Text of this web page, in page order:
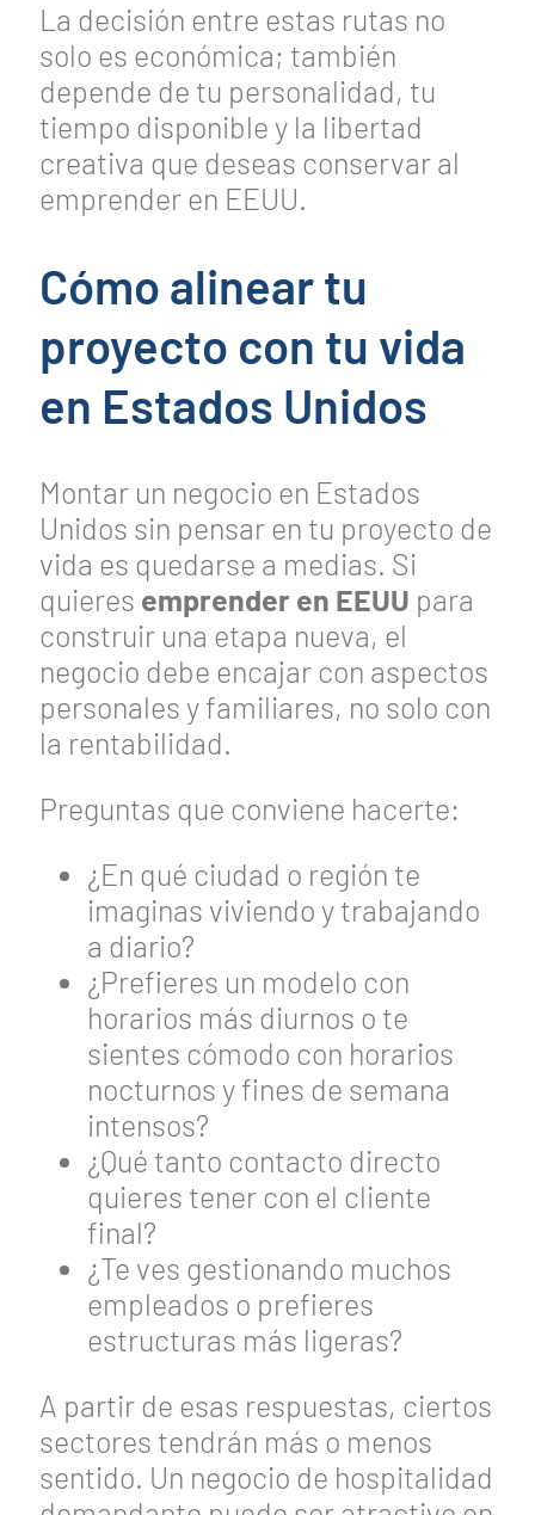
La decisión entre estas rutas no
solo es económica; también
depende de tu personalidad, tu
tiempo disponible y la libertad
creativa que deseas conservar al
emprender en EEUU.
Cómo alinear tu
proyecto con tu vida
en Estados Unidos
Montar un negocio en Estados
Unidos sin pensar en tu proyecto de
vida es quedarse a medias. Si
quieres emprender en EEUU para
construir una etapa nueva, el
negocio debe encajar con aspectos
personales y familiares, no solo con
la rentabilidad.
Preguntas que conviene hacerte:
¿En qué ciudad o región te
imaginas viviendo y trabajando
a diario?
¿Prefieres un modelo con
horarios más diurnos o te
sientes cómodo con horarios
nocturnos y fines de semana
intensos?
¿Qué tanto contacto directo
quieres tener con el cliente
final?
¿Te ves gestionando muchos
empleados o prefieres
estructuras más ligeras?
A partir de esas respuestas, ciertos
sectores tendrán más o menos
sentido. Un negocio de hospitalidad